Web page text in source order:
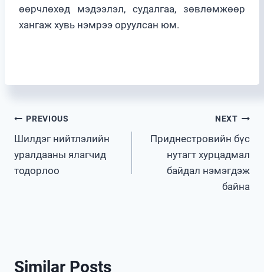
өөрчлөхөд мэдээлэл, судалгаа, зөвлөмжөөр
хангаж хувь нэмрээ оруулсан юм.
Post
navigation
PREVIOUS
Шилдэг нийтлэлийн
уралдааны ялагчид
тодорлоо
NEXT
Приднестровийн бүс
нутагт хурцадмал
байдал нэмэгдэж
байна
Similar Posts